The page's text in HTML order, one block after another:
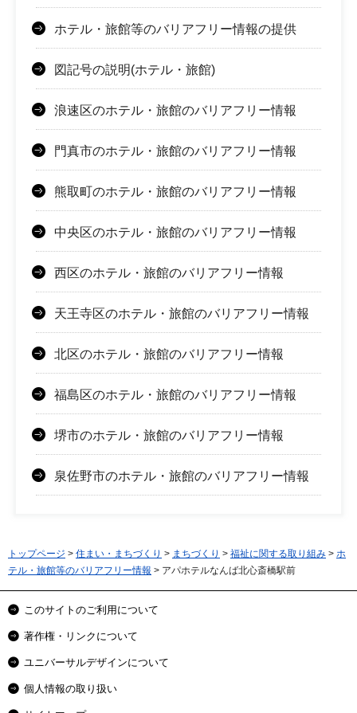
ホテル・旅館等のバリアフリー情報の提供
図記号の説明(ホテル・旅館)
浪速区のホテル・旅館のバリアフリー情報
門真市のホテル・旅館のバリアフリー情報
熊取町のホテル・旅館のバリアフリー情報
中央区のホテル・旅館のバリアフリー情報
西区のホテル・旅館のバリアフリー情報
天王寺区のホテル・旅館のバリアフリー情報
北区のホテル・旅館のバリアフリー情報
福島区のホテル・旅館のバリアフリー情報
堺市のホテル・旅館のバリアフリー情報
泉佐野市のホテル・旅館のバリアフリー情報
トップページ > 住まい・まちづくり > まちづくり > 福祉に関する取り組み > ホ
テル・旅館等のバリアフリー情報 > アパホテルなんば北心斎橋駅前
このサイトのご利用について
著作権・リンクについて
ユニバーサルデザインについて
個人情報の取り扱い